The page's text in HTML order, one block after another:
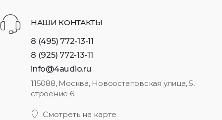
НАШИ КОНТАКТЫ
8 (495) 772-13-11
8 (925) 772-13-11
info@4audio.ru
115088, Москва, Новоостаповская улица, 5,
строение 6
Смотреть на карте